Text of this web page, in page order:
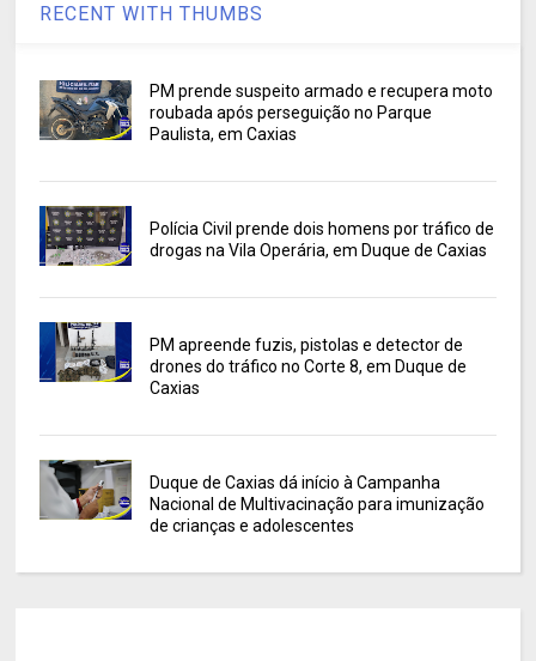
RECENT WITH THUMBS
PM prende suspeito armado e recupera moto
roubada após perseguição no Parque
Paulista, em Caxias
Polícia Civil prende dois homens por tráfico de
drogas na Vila Operária, em Duque de Caxias
PM apreende fuzis, pistolas e detector de
drones do tráfico no Corte 8, em Duque de
Caxias
Duque de Caxias dá início à Campanha
Nacional de Multivacinação para imunização
de crianças e adolescentes